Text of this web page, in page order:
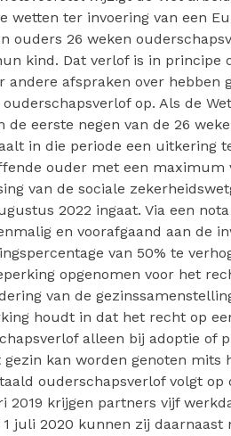
wetten ter invoering van een
ouders 26 weken
kind. Dat verlof is in principe
andere afspraken over hebben
op. Als de
de eerste negen van de 26
in die periode een uitkering
ouder met een maximum
van de sociale
2022 ingaat. Via een
en voorafgaand aan de
van 50% te
opgenomen voor het
van de
houdt in dat het recht op
alleen bij adoptie of
gezin kan worden genoten mits
ouderschapsverlof volgt op
2019 krijgen partners vijf
1 juli 2020 kunnen zij